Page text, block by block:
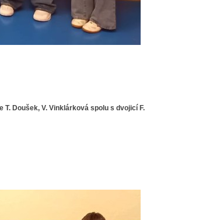
Doušek, V. Vinklárková spolu s dvojicí F.